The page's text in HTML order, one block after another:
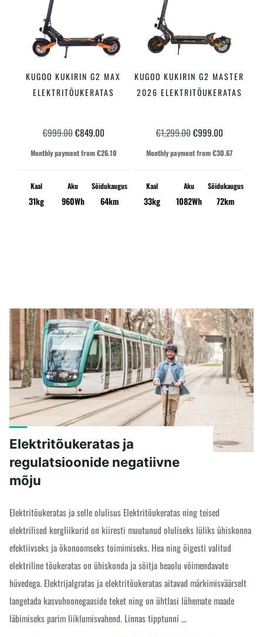
LISA KORVI
KUGOO KUKIRIN G2 MAX
ELEKTRITÕUKERATAS
€999.00Algne
hind
€999.00.
€849.00Praegune
hind
€849.00.
Monthly payment from€26.10
Kaal
31kg
Aku
960Wh
Sõidukaugus
64km
LISA KORVI
KUGOO KUKIRIN G2 MASTER
2026 ELEKTRITÕUKERATAS
€1,299.00Algne
hind
€1,299.00.
€999.00Praegune
hind
€999.00.
Monthly payment from€30.67
Kaal
33kg
Aku
1082Wh
Sõidukaugus
72km
Elektritõukeratas ja
regulatsioonide negatiivne
mõju
Elektritõukeratas ja selle olulisus Elektritõukeratas ning teised
elektrilised kergliikurid on kiiresti muutunud oluliseks lüliks ühiskonna
efektiivseks ja ökonoomseks toimimiseks. Hea ning õigesti valitud
elektriline tõukeratas on ühiskonda ja sõitja heaolu võimendavate
hüvedega. Elektrijalgratas ja elektritõukeratas aitavad märkimisväärselt
langetada kasvuhoonegaaside teket ning on ühtlasi lühemate maade
läbimiseks parim liiklumisvahend. Linnas tipptunni …